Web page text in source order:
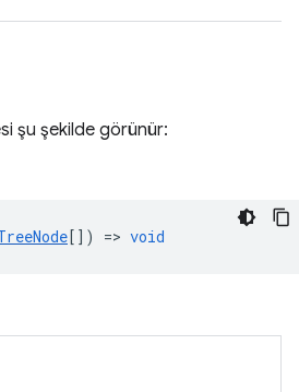
şu şekilde görünür:
[]) => void